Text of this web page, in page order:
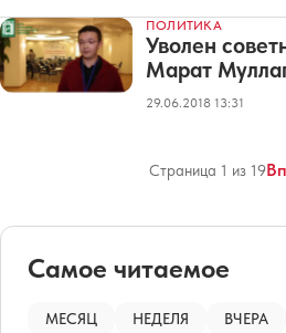
ПОЛИТИКА
Уволен
Марат
29.06.2018 13:31
Страница 1 из 19
Самое читаемое
МЕСЯЦ НЕДЕЛЯ ВЧЕРА